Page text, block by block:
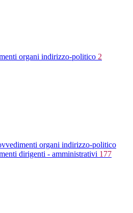
organi indirizzo-politico 2
organi indirizzo-politico
dirigenti - amministrativi 177